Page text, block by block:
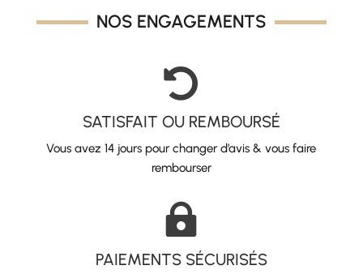
NOS ENGAGEMENTS

SATISFAIT OU REMBOURSÉ
Vous avez 14 jours pour changer d’avis & vous faire
rembourser

PAIEMENTS SÉCURISÉS